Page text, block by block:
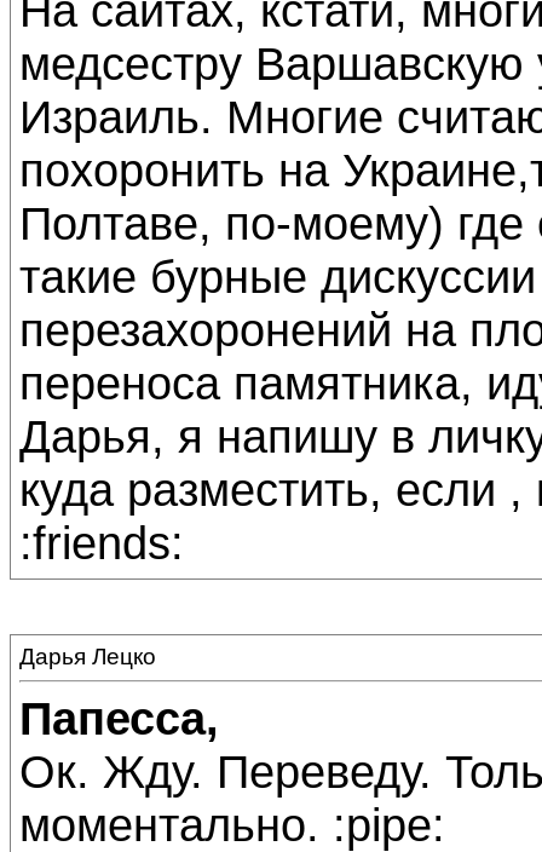
медсестру Варшавскую
Израиль. Многие
похоронить на
Полтаве, по-моему)
такие бурные
перезахоронений на
переноса памятника,
Дарья, я напишу в
куда разместить, если
:friends:
Дарья Лецко
Папесса,
Ок. Жду. Переведу.
моментально. :pipe: